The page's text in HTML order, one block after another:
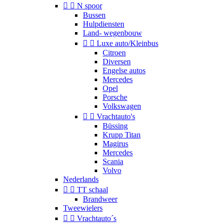
  N spoor
Bussen
Hulpdiensten
Land- wegenbouw
  Luxe auto/Kleinbus
Citroen
Diversen
Engelse autos
Mercedes
Opel
Porsche
Volkswagen
  Vrachtauto's
Büssing
Krupp Titan
Magirus
Mercedes
Scania
Volvo
Nederlands
  TT schaal
Brandweer
Tweewielers
  Vrachtauto´s